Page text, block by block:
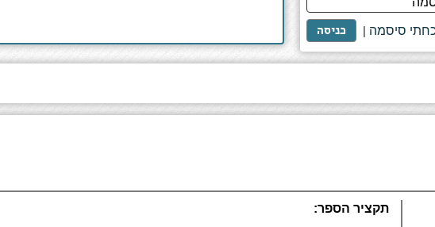
כניסה | סיסמה
תקציר הספר: